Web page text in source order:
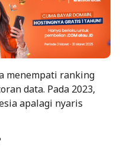
menempati ranking
data. Pada 2023,
apalagi nyaris